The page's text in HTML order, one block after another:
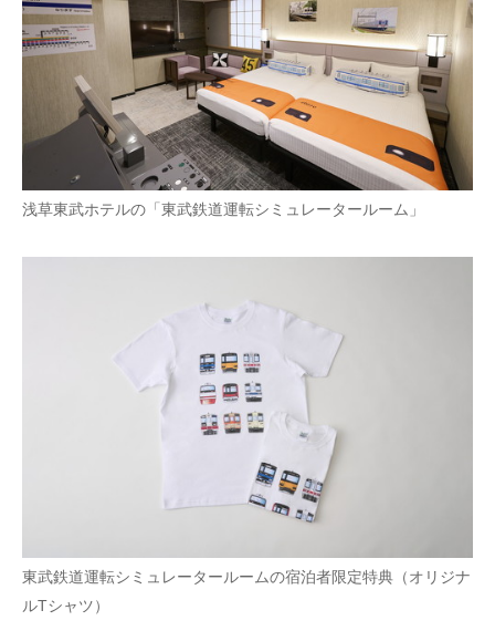
浅草東武ホテルの「東武鉄道運転シミュレータールーム」
東武鉄道運転シミュレータールームの宿泊者限定特典（オリジナ
ルTシャツ）